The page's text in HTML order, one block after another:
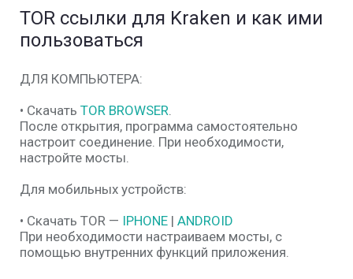
TOR ссылки для Kraken и как ими
пользоваться
ДЛЯ КОМПЬЮТЕРА:
• Скачать TOR BROWSER.
После открытия, программа самостоятельно
настроит соединение. При необходимости,
настройте мосты.
Для мобильных устройств:
• Скачать TOR — IPHONE | ANDROID
При необходимости настраиваем мосты, с
помощью внутренних функций приложения.